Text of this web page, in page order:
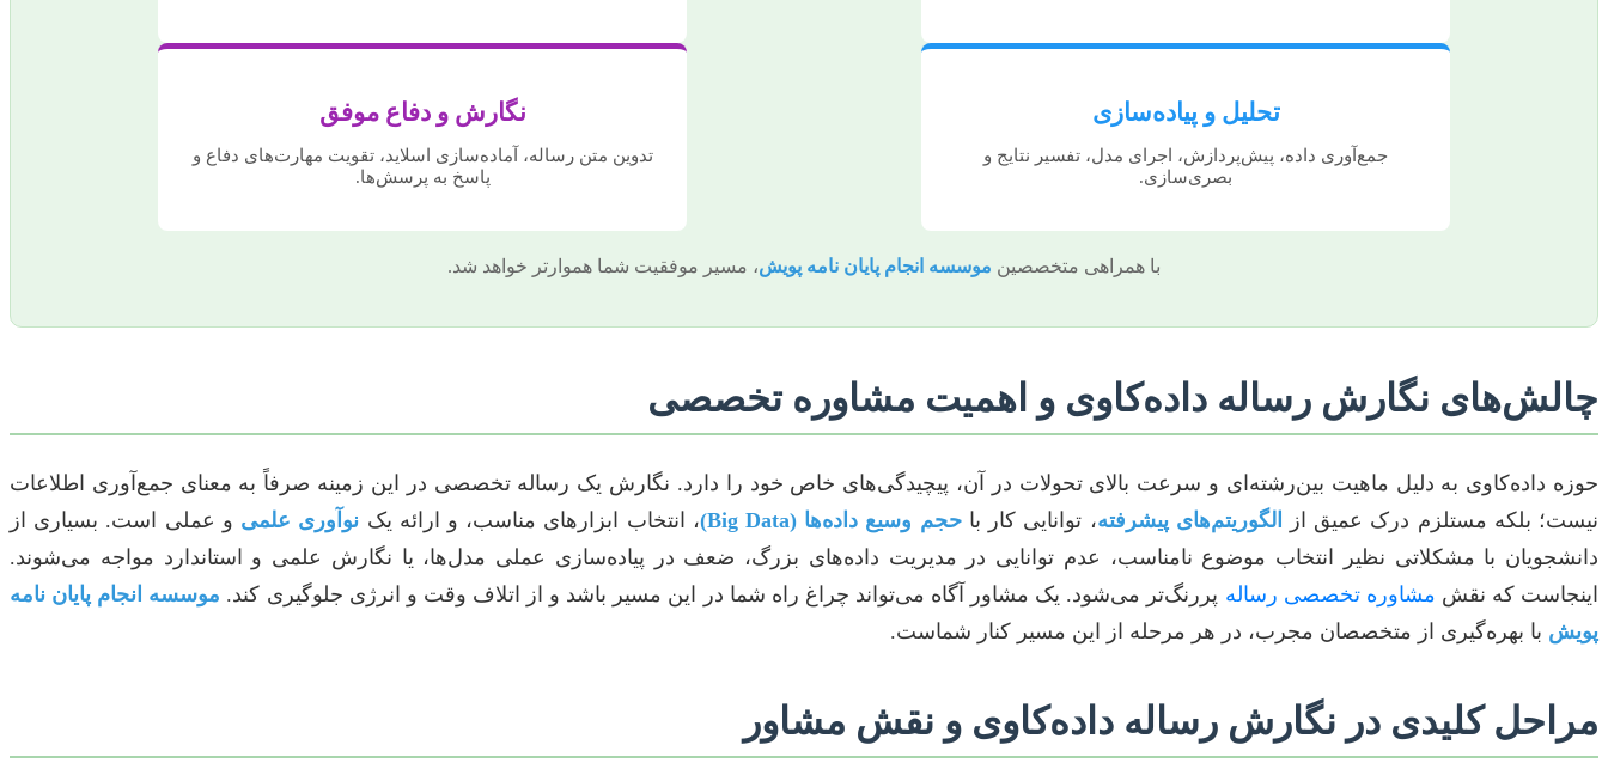
تحلیل و پیاده‌سازی
جمع‌آوری داده، پیش‌پردازش، اجرای مدل، تفسیر نتایج و
بصری‌سازی.
نگارش و دفاع موفق
تدوین متن رساله، آماده‌سازی اسلاید، تقویت مهارت‌های دفاع و
پاسخ به پرسش‌ها.
با همراهی متخصصین موسسه انجام پایان نامه پویش، مسیر موفقیت شما هموارتر خواهد شد.
چالش‌های نگارش رساله داده‌کاوی و اهمیت مشاوره تخصصی
حوزه داده‌کاوی به دلیل ماهیت بین‌رشته‌ای و سرعت بالای تحولات در آن، پیچیدگی‌های خاص خود را دارد. نگارش یک رساله تخصصی در این زمینه صرفاً به معنای جمع‌آوری اطلاعات
نیست؛ بلکه مستلزم درک عمیق از
الگوریتم‌های پیشرفته، توانایی کار باحجم وسیع داده‌ها (Big Data) ، انتخاب ابزارهای مناسب، و ارائه یک نوآوری علمی و عملی است. بسیاری از
دانشجویان با مشکلاتی نظیر انتخاب موضوع نامناسب، عدم توانایی در مدیریت داده‌های بزرگ، ضعف در پیاده‌سازی عملی مدل‌ها، یا نگارش علمی و استاندارد مواجه می‌شوند.
اینجاست که نقش مشاوره تخصصی رساله پررنگ‌تر می‌شود. یک مشاور آگاه می‌تواند چراغ راه شما در این مسیر باشد و از اتلاف وقت و انرژی جلوگیری کند. موسسه انجام پایان نامه
پویش با بهره‌گیری از متخصصان مجرب، در هر مرحله از این مسیر کنار شماست.
مراحل کلیدی در نگارش رساله داده‌کاوی و نقش مشاور